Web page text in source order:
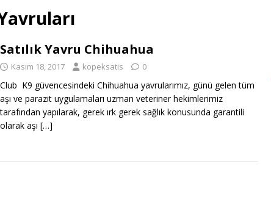
Satılık Yavru Chihuahua
Kasım 18, 2017 kopeksatis 0
Club K9 güvencesindeki Chihuahua yavrularımız, günü gelen tüm
aşı ve parazit uygulamaları uzman veteriner hekimlerimiz
tarafından yapılarak, gerek ırk gerek sağlık konusunda garantili
olarak aşı […]